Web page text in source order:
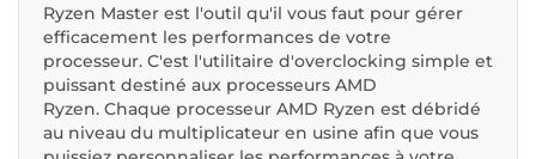
Ryzen Master est l'outil qu'il vous faut pour gérer
efficacement les performances de votre
processeur. C'est l'utilitaire d'overclocking simple et
puissant destiné aux processeurs AMD
Ryzen. Chaque processeur AMD Ryzen est débridé
au niveau du multiplicateur en usine afin que vous